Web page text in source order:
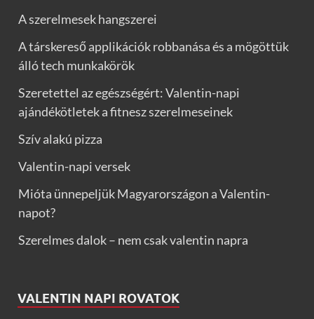
A szerelmesek hangszerei
A társkereső applikációk robbanása és a mögöttük
álló tech munkakörök
Szeretettel az egészségért: Valentin-napi
ajándékötletek a fitnesz szerelmeseinek
Szív alakú pizza
Valentin-napi versek
Mióta ünnepeljük Magyarországon a Valentin-
napot?
Szerelmes dalok – nem csak valentin napra
VALENTIN NAPI ROVATOK